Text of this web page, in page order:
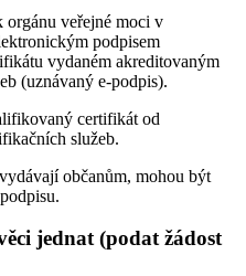
orgánu veřejné moci v
podpisem
vydaném akreditovaným
(uznávaný e-podpis).
certifikát od
služeb.
občanům, mohou být
jednat (podat žádost